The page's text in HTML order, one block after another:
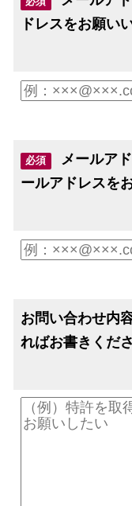
ドレスをお願い
必須
メールア
ールアドレスを
お問い合わせ内
ればお書きくだ